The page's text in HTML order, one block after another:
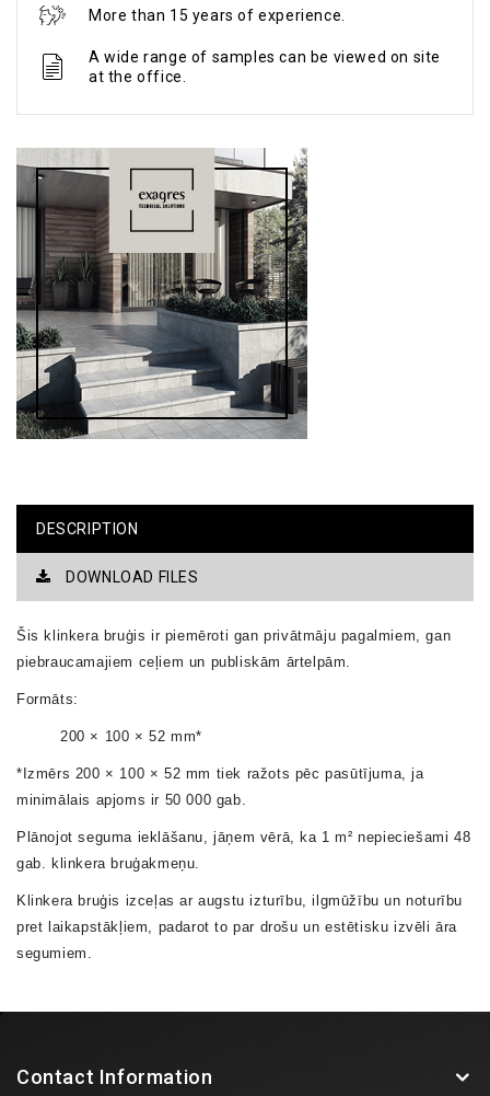
More than 15 years of experience.
A wide range of samples can be viewed on site
at the office.
DESCRIPTION
DOWNLOAD FILES
Šis klinkera bruģis ir piemēroti gan privātmāju pagalmiem, gan
piebraucamajiem ceļiem un publiskām ārtelpām.
Formāts:
200 × 100 × 52 mm*
*Izmērs 200 × 100 × 52 mm tiek ražots pēc pasūtījuma, ja
minimālais apjoms ir 50 000 gab.
Plānojot seguma ieklāšanu, jāņem vērā, ka 1 m² nepieciešami 48
gab. klinkera bruģakmeņu.
Klinkera bruģis izceļas ar augstu izturību, ilgmūžību un noturību
pret laikapstākļiem, padarot to par drošu un estētisku izvēli āra
segumiem.
Contact Information